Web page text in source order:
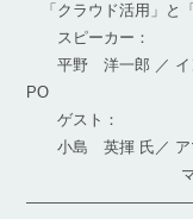
「クラウド活用」と
スピーカー：
平野 洋一郎 ／ イ
PO
ゲスト：
小島 英揮 氏／ アマ
マーケティ